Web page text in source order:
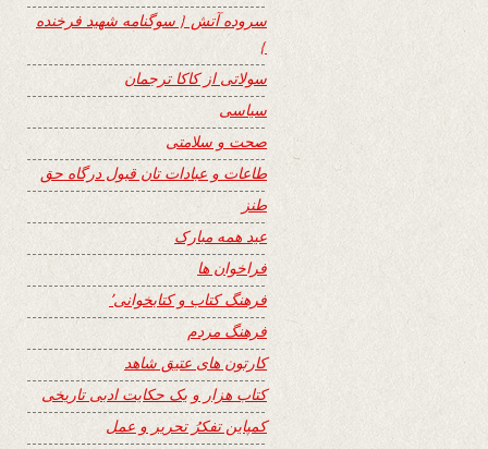
سروده آتش { سوگنامه شهید فرخنده
}
سولاتی از کاکا ترجمان
سیاسی
صحت و سلامتی
طاعات و عبادات تان قبول درگاه حق
طنز
عید همه مبارک
فراخوان ها
فرهنگ کتاب و کتابخوانی٬
فرهنگ مردم
کارتون های عتیق شاهد
کتاب هزار و یک حکایت ادبی تاریخی
کمپاین تفکرُ تحریر و عمل